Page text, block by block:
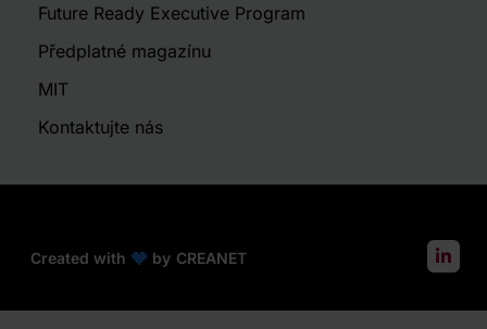
Future Ready Executive Program
Předplatné magazínu
MIT
Kontaktujte nás
Created with by CREANET